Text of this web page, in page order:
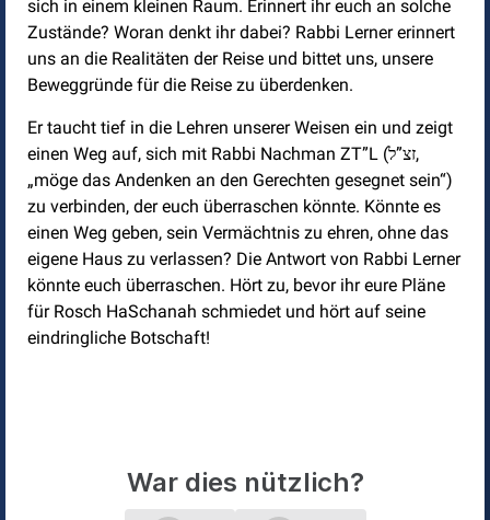
sich in einem kleinen Raum. Erinnert ihr euch an solche
Zustände? Woran denkt ihr dabei? Rabbi Lerner erinnert
uns an die Realitäten der Reise und bittet uns, unsere
Beweggründe für die Reise zu überdenken.
Er taucht tief in die Lehren unserer Weisen ein und zeigt
einen Weg auf, sich mit Rabbi Nachman ZT”L (זצ”ל,
„möge das Andenken an den Gerechten gesegnet sein“)
zu verbinden, der euch überraschen könnte. Könnte es
einen Weg geben, sein Vermächtnis zu ehren, ohne das
eigene Haus zu verlassen? Die Antwort von Rabbi Lerner
könnte euch überraschen. Hört zu, bevor ihr eure Pläne
für Rosch HaSchanah schmiedet und hört auf seine
eindringliche Botschaft!
War dies nützlich?